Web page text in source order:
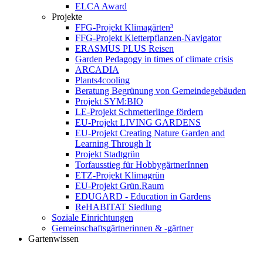
ELCA Award
Projekte
FFG-Projekt Klimagärten³
FFG-Projekt Kletterpflanzen-Navigator
ERASMUS PLUS Reisen
Garden Pedagogy in times of climate crisis
ARCADIA
Plants4cooling
Beratung Begrünung von Gemeindegebäuden
Projekt SYM:BIO
LE-Projekt Schmetterlinge fördern
EU-Projekt LIVING GARDENS
EU-Projekt Creating Nature Garden and
Learning Through It
Projekt Stadtgrün
Torfausstieg für HobbygärtnerInnen
ETZ-Projekt Klimagrün
EU-Projekt Grün.Raum
EDUGARD - Education in Gardens
ReHABITAT Siedlung
Soziale Einrichtungen
Gemeinschaftsgärtnerinnen & -gärtner
Gartenwissen